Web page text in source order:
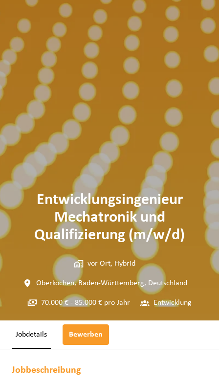
Entwicklungsingenieur
Mechatronik und
Qualifizierung (m/w/d)
vor Ort, Hybrid
Oberkochen, Baden-Württemberg, Deutschland
70.000 € - 85.000 € pro Jahr Entwicklung
Jobdetails Bewerben
Jobbeschreibung